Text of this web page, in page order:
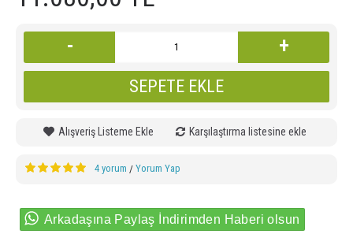
- +
SEPETE EKLE
Alışveriş Listeme Ekle Karşılaştırma listesine ekle
4 yorum / Yorum Yap
Arkadaşına Paylaş İndirimden Haberi olsun